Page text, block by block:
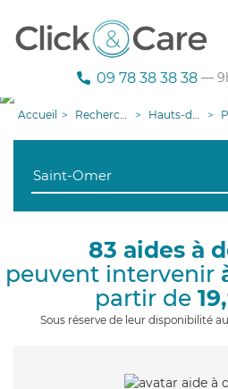
09 78 38 38 38 —
Accueil Recherche aide à domicile Hauts-de-France
83 aides à
peuvent intervenir
partir de
Sous réserve de leur disponibilité